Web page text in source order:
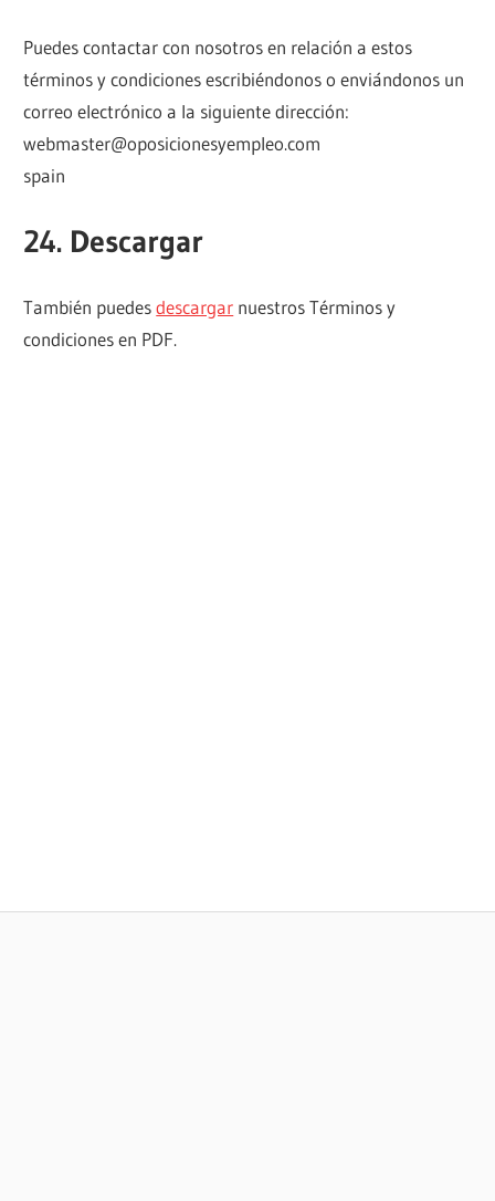
Puedes contactar con nosotros en relación a estos
términos y condiciones escribiéndonos o enviándonos un
correo electrónico a la siguiente dirección:
webmaster@oposicionesyempleo.com
spain
24. Descargar
También puedesdescargar nuestros Términos y
condiciones en PDF.